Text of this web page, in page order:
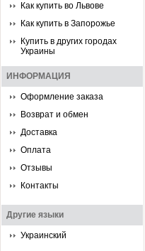
Как купить во Львове
Как купить в Запорожье
Купить в других городах
Украины
ИНФОРМАЦИЯ
Оформление заказа
Возврат и обмен
Доставка
Оплата
Отзывы
Контакты
Другие языки
Украинский